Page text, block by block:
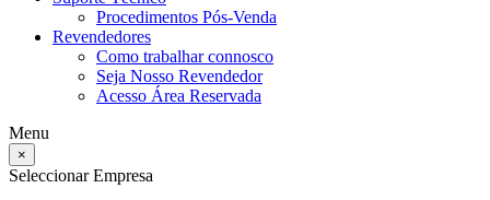
Procedimentos Pós-Venda
Revendedores
Como trabalhar connosco
Seja Nosso Revendedor
Acesso Área Reservada
Menu
×
Seleccionar Empresa